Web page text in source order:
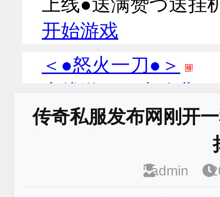
传奇私服发布网刚开
admin